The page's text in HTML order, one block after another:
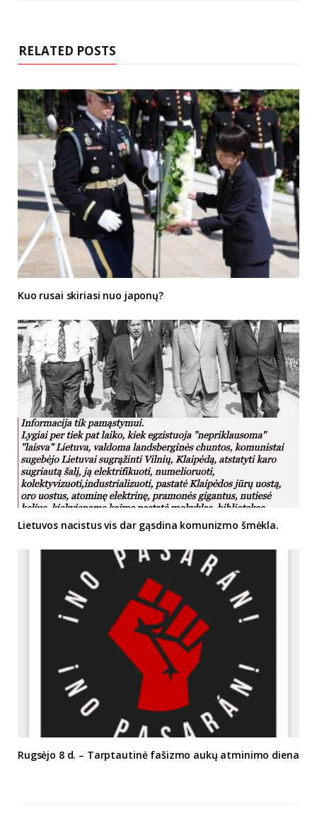
RELATED POSTS
Kuo rusai skiriasi nuo japonų?
Lietuvos nacistus vis dar gąsdina komunizmo šmėkla.
Rugsėjo 8 d. – Tarptautinė fašizmo aukų atminimo diena